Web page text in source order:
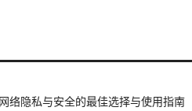
络隐私与安全的最佳选择与使用指南